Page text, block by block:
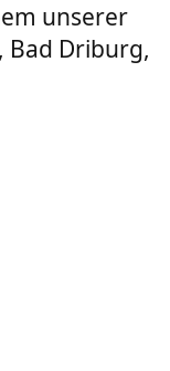
unserer
Bad Driburg,